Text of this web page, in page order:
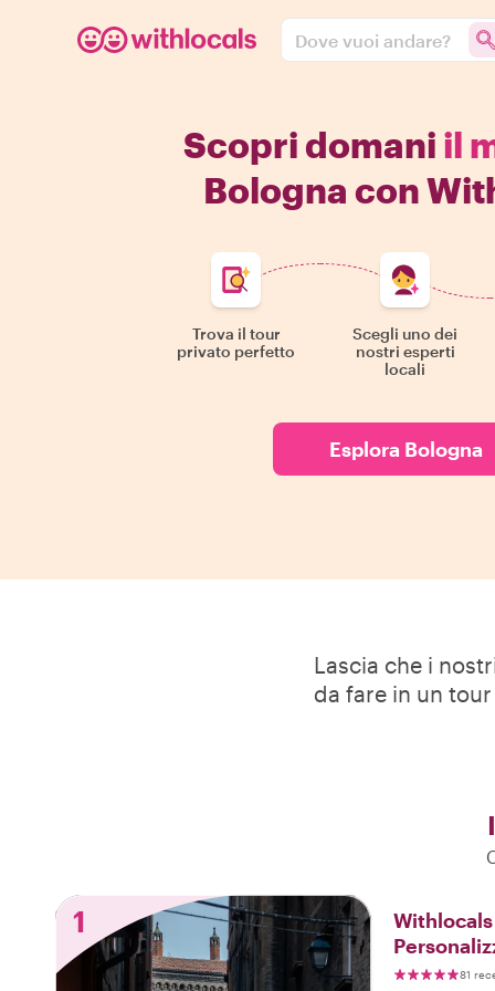
Dove vuoi andare?
Scopri domani il
Bologna con
Trova il tour
privato perfetto
Scegli uno dei
nostri esperti
locali
Esplora Bologna
Lascia che i
da fare in un
1
Withlocals
Bologna
81